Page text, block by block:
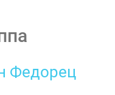
Федорец